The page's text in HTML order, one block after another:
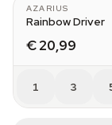
AZARIUS
Rainbow Driver
€ 20,99
1 3